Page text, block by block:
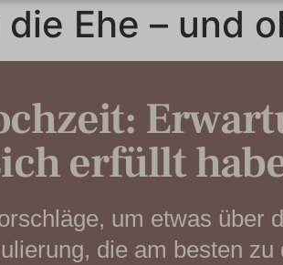
Ehe – und
erfüllt
um etwas über
die am besten